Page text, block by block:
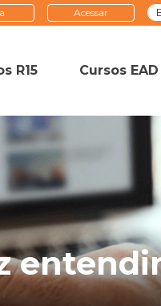
Acessar
R15 Cursos EAD